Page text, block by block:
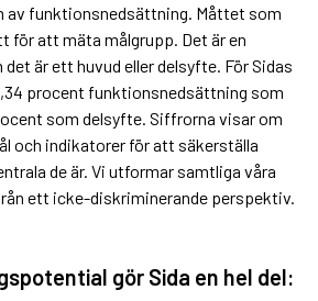
av funktionsnedsättning. Måttet som
för att mäta målgrupp. Det är en
är ett huvud eller delsyfte. För Sidas
procent funktionsnedsättning som
som delsyfte. Siffrorna visar om
och indikatorer för att säkerställa
de är. Vi utformar samtliga våra
ett icke-diskriminerande perspektiv.
gör Sida en hel del: